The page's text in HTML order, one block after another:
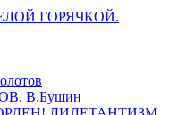
ГОРЯЧКОЙ.
В.Бушин